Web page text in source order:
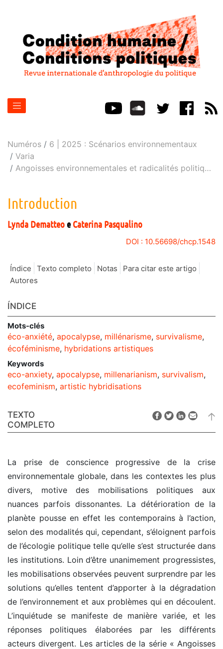
Numéros
6 | 2025 : Scénarios environnementaux
Varia
Angoisses environnementales et radicalités politiq…
Introduction
Lynda Dematteo eCaterina Pasqualino
DOI : 10.56698/chcp.1548
Índice Texto completo Notas
Para citar este artigo
Autores
ÍNDICE
Mots-clés
éco-anxiété, apocalypse, millénarisme, survivalisme,
écoféminisme, hybridations artistiques
Keywords
eco-anxiety, apocalypse, millenarianism, survivalism,
ecofeminism, artistic hybridisations
TEXTO
COMPLETO
La prise de conscience progressive de la crise
environnementale globale, dans les contextes les plus
divers, motive des mobilisations politiques aux
nuances parfois dissonantes. La détérioration de la
planète pousse en effet les contemporains à l’action,
selon des modalités qui, cependant, s’éloignent parfois
de l’écologie politique telle qu’elle s’est structurée dans
les institutions. Loin d’être unanimement progressistes,
les mobilisations observées peuvent surprendre par les
solutions qu’elles tentent d’apporter à la dégradation
de l’environnement et aux problèmes qui en découlent.
L’inquiétude se manifeste de manière variée, et les
réponses politiques élaborées par les différents
acteurs divergent. Les articles de la série « Angoisses